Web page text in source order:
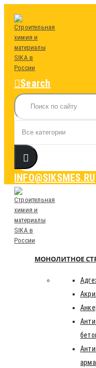
Search
INFO@SIKSMES.RU
МОНОЛИТНОЕ